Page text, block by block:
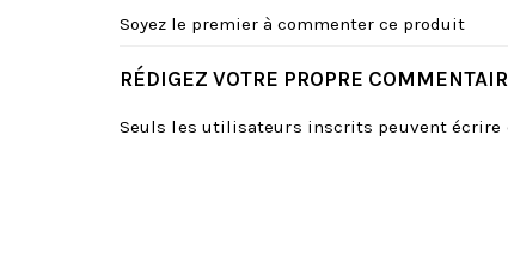
Soyez le premier à commenter ce produit
RÉDIGEZ VOTRE PROPRE
Seuls les utilisateurs inscrits peuvent écrire